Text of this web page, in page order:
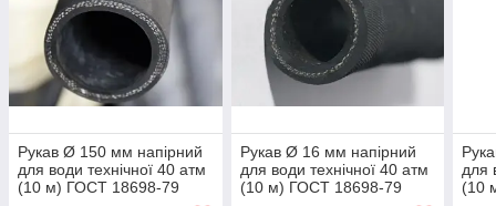
Рукав Ø 150 мм напірний
для води технічної 40 атм
(10 м) ГОСТ 18698-79
Рукав Ø 16 мм напірний
для води технічної 40 атм
(10 м) ГОСТ 18698-79
для
(10